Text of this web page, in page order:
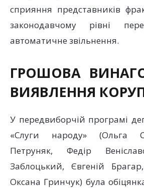
сприяння представників
законодавчому рівні
автоматичне звільнення.
ГРОШОВА
ВИЯВЛЕННЯ
У передвиборчій програмі
«Слуги народу» (Ольга
Петруняк, Федір
Заблоцький, Євгеній
Оксана Гринчук) була